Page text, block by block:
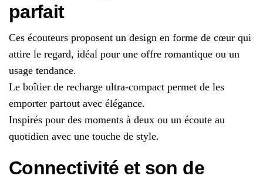
parfait
Ces écouteurs proposent un design en forme de cœur qui
attire le regard, idéal pour une offre romantique ou un
usage tendance.
Le boîtier de recharge ultra-compact permet de les
emporter partout avec élégance.
Inspirés pour des moments à deux ou un écoute au
quotidien avec une touche de style.
Connectivité et son de